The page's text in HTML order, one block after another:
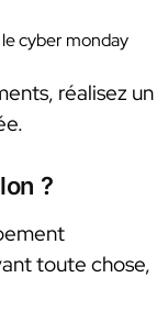
cyber monday
réalisez un
?
toute chose,